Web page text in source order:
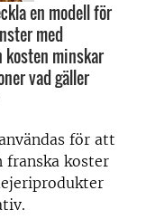
en modell för
med
minskar
vad gäller
för att
franska koster